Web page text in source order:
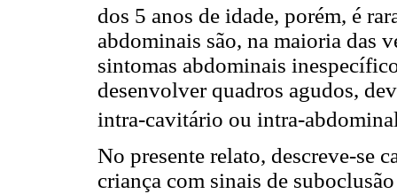
dos 5 anos de idade, porém, é
abdominais são, na maioria das
sintomas abdominais
desenvolver quadros agudos,
intra-cavitário ou intra-
No presente relato, descreve-se
criança com sinais de